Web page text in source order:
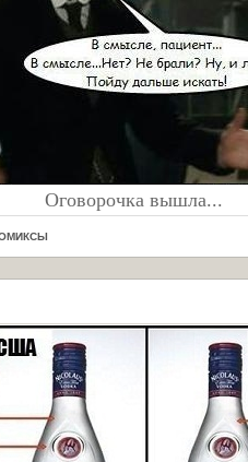
Оговорочка вышла...